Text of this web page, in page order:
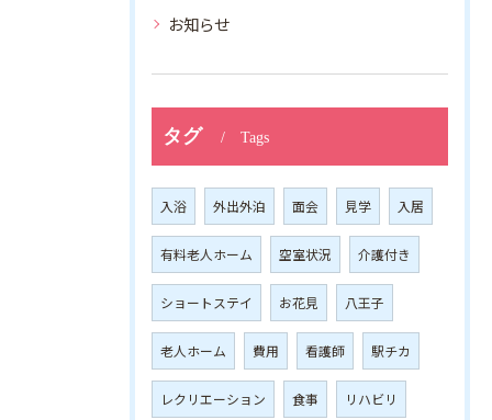
お知らせ
タグ Tags
入浴 外出外泊 面会 見学 入居
有料老人ホーム 空室状況 介護付き
ショートステイ お花見 八王子
老人ホーム 費用 看護師 駅チカ
レクリエーション 食事 リハビリ